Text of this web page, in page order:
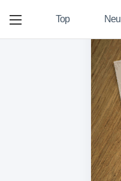
Top Neu